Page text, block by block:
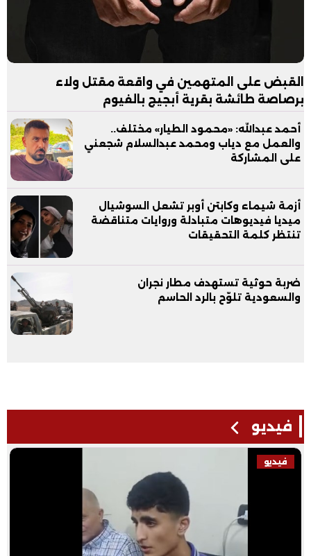
القبض على المتهمين في واقعة مقتل ولاء
برصاصة طائشة بقرية أبجيج بالفيوم
أحمد عبدالله: «محمود الطيار» مختلف..
والعمل مع دياب ومحمد عبدالسلام شجعني
على المشاركة
أزمة شيماء وكابتن أوبر تشعل السوشيال
ميديا فيديوهات متبادلة وروايات متناقضة
تنتظر كلمة التحقيقات
ضربة حوثية تستهدف مطار نجران
والسعودية تلوّح بالرد الحاسم
فيديو
فيديو